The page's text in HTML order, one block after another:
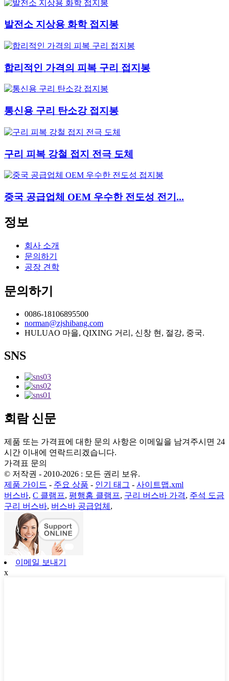
발전소 지상용 화학 접지봉
합리적인 가격의 피복 구리 접지봉
통신용 구리 탄소강 접지봉
구리 피복 강철 접지 전극 도체
중국 공급업체 OEM 우수한 전도성 전기...
정보
회사 소개
문의하기
공장 견학
문의하기
0086-18106895500
norman@zjshibang.com
HULUAO 마을, QIXING 거리, 신창 현, 절강, 중국.
SNS
회람 신문
제품 또는 가격표에 대한 문의 사항은 이메일을 남겨주시면 24
시간 이내에 연락드리겠습니다.
가격표 문의
© 저작권 - 2010-2026 : 모든 권리 보유.
제품 가이드 - 주요 상품 - 인기 태그 - 사이트맵.xml
버스바, C 클램프, 평행홈 클램프, 구리 버스바 가격, 주석 도금
구리 버스바, 버스바 공급업체 ,
이메일 보내기
x